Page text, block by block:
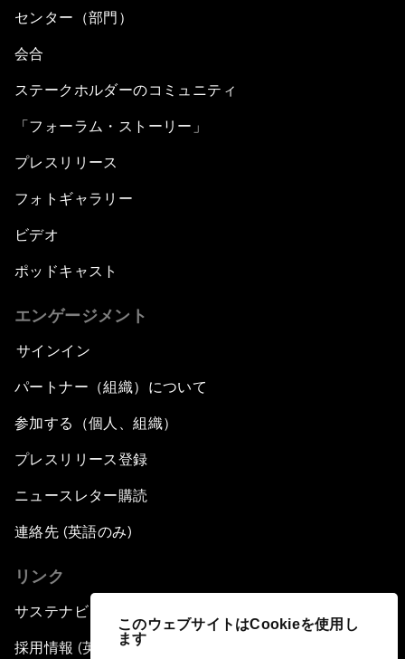
このウェブサイトはCookieを使用し
ます
センター（部門）
会合
ステークホルダーのコミュニティ
「フォーラム・ストーリー」
プレスリリース
フォトギャラリー
ビデオ
ポッドキャスト
エンゲージメント
サインイン
パートナー（組織）について
参加する（個人、組織）
プレスリリース登録
ニュースレター購読
連絡先 (英語のみ)
リンク
サステナビリティへの取り組み
採用情報 (英語のみ)